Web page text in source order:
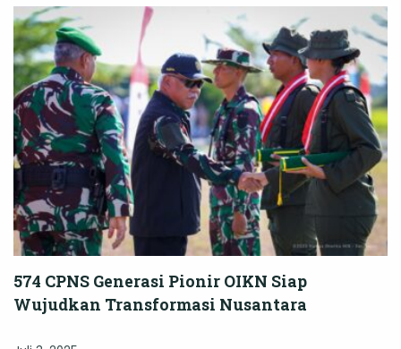
574 CPNS Generasi Pionir OIKN Siap
Wujudkan Transformasi Nusantara